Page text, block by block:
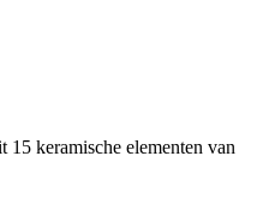
keramische elementen van